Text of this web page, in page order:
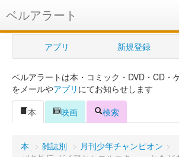
ベルアラート
ベルアラートとは
ヘルプ
新規登録
ログイン
アプリ 新規登録
ベルアラートは本・コミック・DVD・CD・
をメールやアプリ にてお知らせします
本
映画 検索
本 > 雑誌別 > 月刊少年チャンピオン >